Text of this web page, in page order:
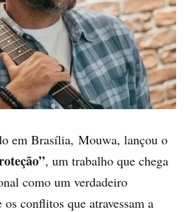
em Brasília, Mouwa, lançou o
, um trabalho que chega
como um verdadeiro
conflitos que atravessam a